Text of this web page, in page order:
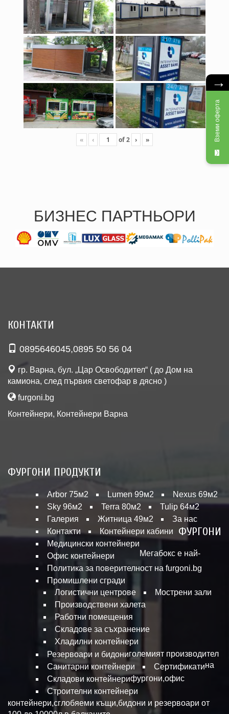
« ‹ of2 › »
БИЗНЕС ПАРТНЬОРИ
КОНТАКТИ
0895646045,0895 50 56 04
гр. Варна, бул. „Цар Освободител“ ( до Дом на
камиона, след първия светофар в дясно )
furgoni.bg
Контейнери, Контейнери Варна
ФУРГОНИ ПРОДУКТИ
Arbor 75м2 Lumen 99м2
Nexus 69м2
Sky 96м2
Terra 80м2
Tulip 64м2
Галерия
Житница 49м2
За нас
Контакти
Контейнери кабини
Медицински контейнери
Офис контейнери
Политика за поверителност на furgoni.bg
Промишлени сгради
Логистични центрове
Мострени зали
Производствени халета
Работни помещения
Складове за съхранение
Хладилни контейнери
Резервоари и бидони
Санитарни контейнери
Сертификати
Складови контейнери
Строителни контейнери
ФУРГОНИ
Мегабокс е най-
големият производител
на
фургони,офис
контейнери,сглобяеми къщи,бидони и резервоари от
→
Вземи оферта